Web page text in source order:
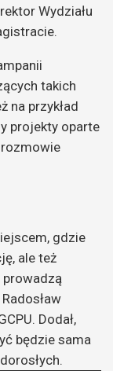
Wydziału
takich
na przykład
projekty oparte
gdzie
ale też
prowadzą
Dodał,
będzie sama